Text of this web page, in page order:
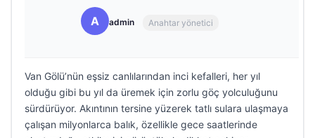
A admin Anahtar yönetici
Van Gölü’nün eşsiz canlılarından inci kefalleri, her yıl
olduğu gibi bu yıl da üremek için zorlu göç yolculuğunu
sürdürüyor. Akıntının tersine yüzerek tatlı sulara ulaşmaya
çalışan milyonlarca balık, özellikle gece saatlerinde